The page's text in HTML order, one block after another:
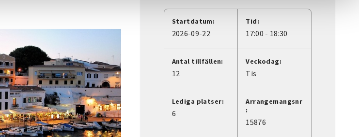
Startdatum:
2026-09-22
Tid:
17:00 - 18:30
Antal tillfällen:
12
Veckodag:
Tis
Lediga platser:
6
Arrangemangsnr
:
15876